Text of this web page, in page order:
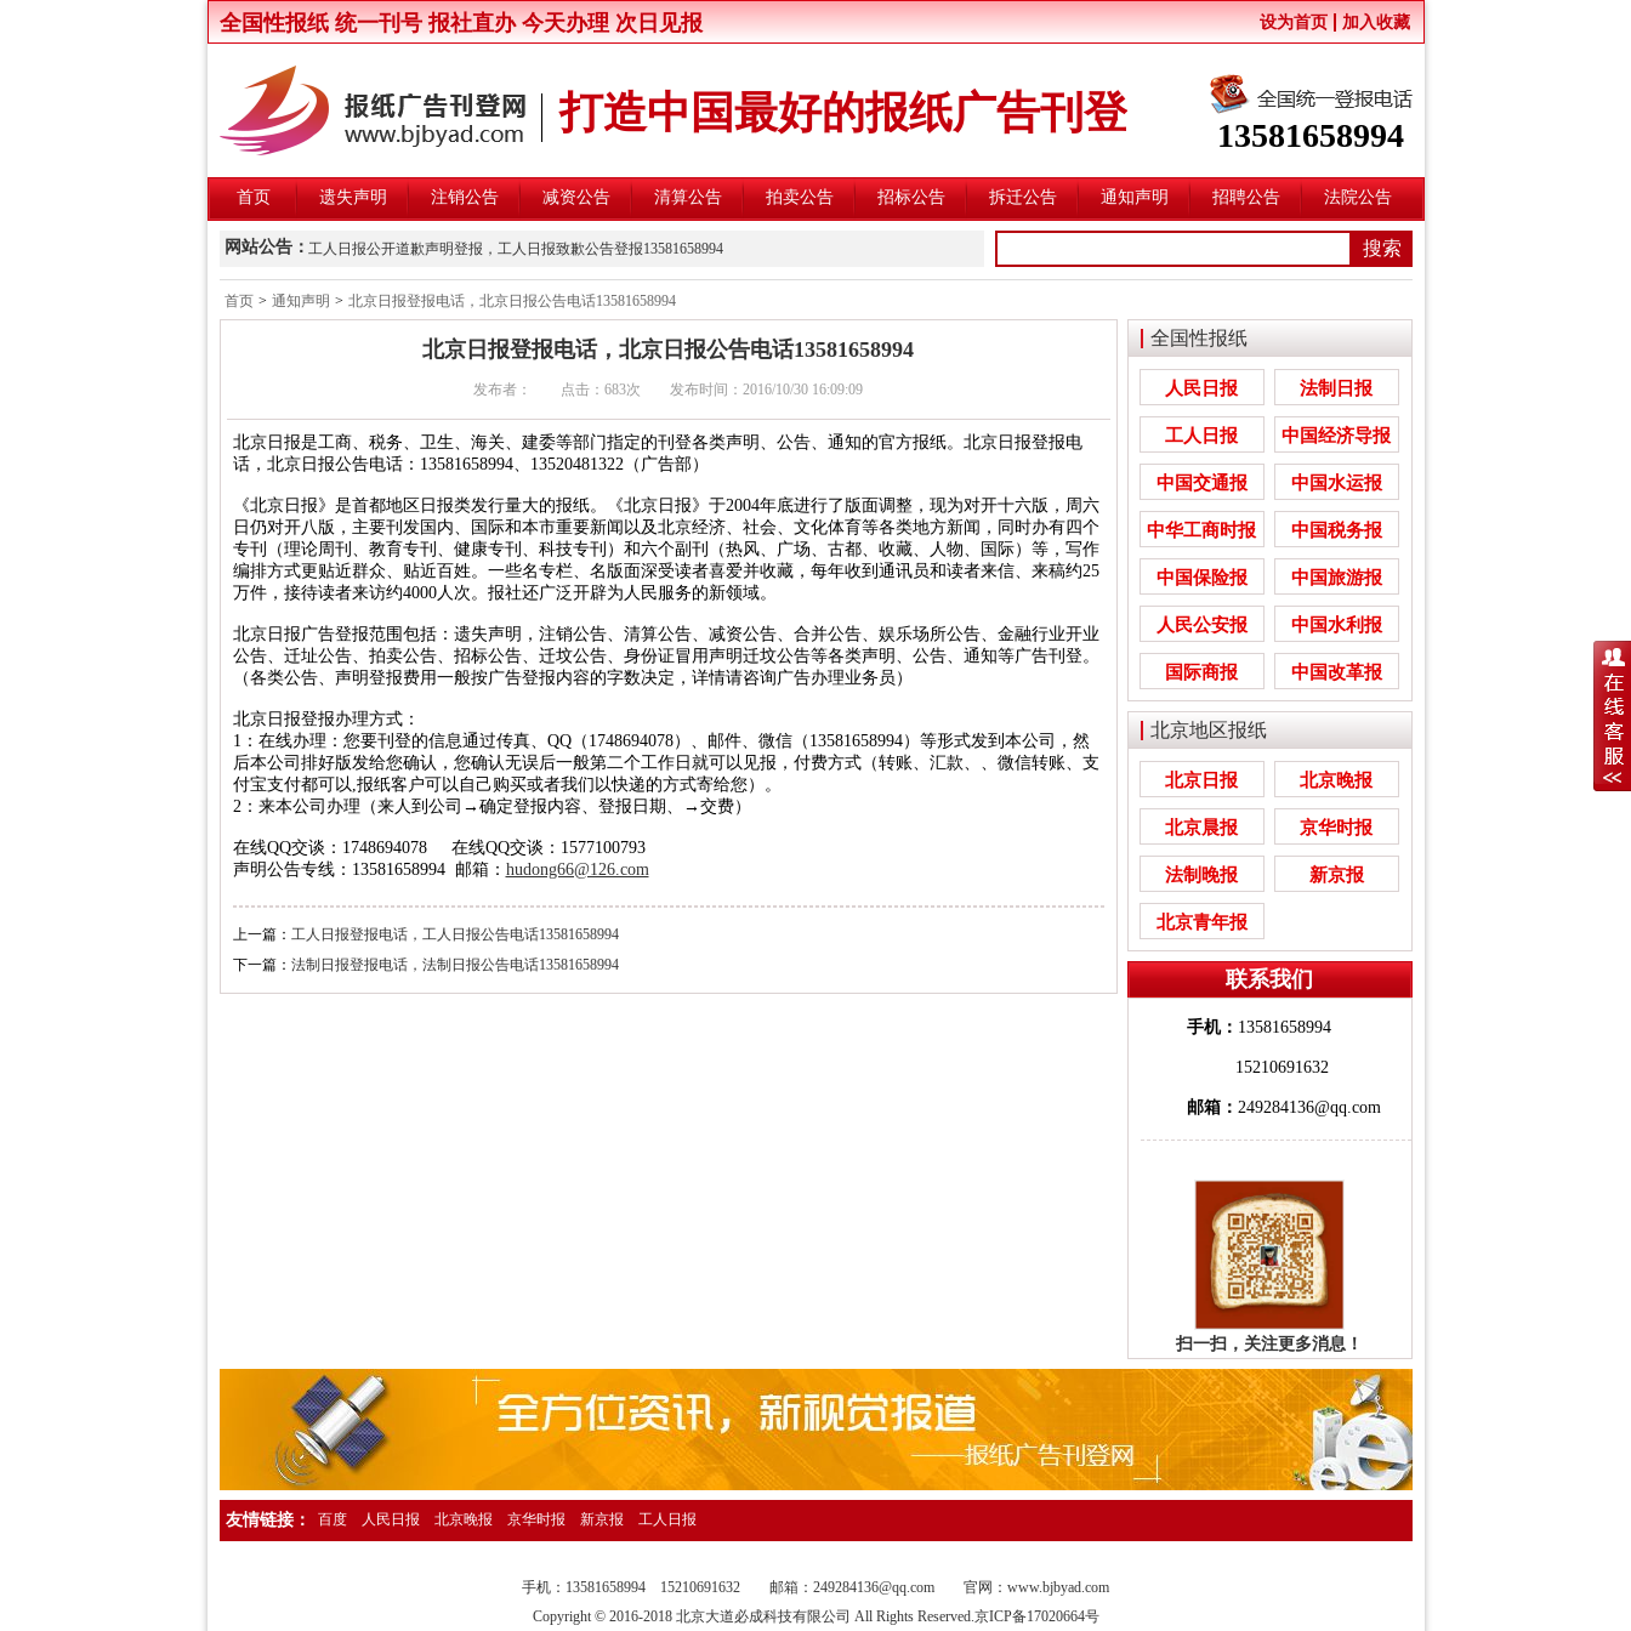
全国性报纸 统一刊号 报社直办 今天办理 次日见报 设为首页 加入收藏
打造中国最好的报纸广告刊登 13581658994
首页 遗失声明 注销公告 减资公告 清算公告 拍卖公告 招标公告 拆迁公告 通知声明 招聘公告 法院公告
网站公告： 工人日报公开道歉声明登报，工人日报致歉公告登报13581658994
楚雄州交通运输局关于公开遴选第三方安全监控建设与运营主体的公告
北京晚报股东大会通知登报，北京晚报股东大会公告登报13581658994
中国商报股东会通知登报，中国商报股东会通知公告登报13581658994
中国改革报资产处置公告登报，中国改革报资产转让公告登报13581658994
北京青年报卫生行政处罚公告登报，北京青年报行政处罚通知登报13581658994
北京日报卫生行政处罚公告登报，北京日报行政处罚通知登报13581658994
北京晨报卫生行政处罚公告登报，北京晨报行政处罚通知登报13581658994
中华工商时报维权公告登报，中华工商时报企业维权声明登报13581658994
北京晚报税务稽查公告登报，北京晚报税务行政处罚公告刊登13581658994
经济日报企业维权公告登报，经济日报维权声明登报13581658994
法制日报税务稽查公告登报，法制日报稽查公告刊登电话13581658994
北京晚报建设行政处罚通知登报，北京晚报行政处罚广告登报13581658994
北京晨报海关行政处罚公告登报，海关行政处罚通知公告13581658994
法制日报工商行政处罚公告登报，法制日报处罚公告刊登电话13581658994
人民日报海外版资产处置公告登报，资产处置公告登报电话13581658994
经济日报土地使用权转让公告登报，经济日报土地转让刊登电话13581658994
中国商报资产处置公告登报，中国商报资产转让公告登报13581658994
北京日报税务稽查公告登报，北京日报税务稽查广告刊登13581658994
法制晚报企业改制公告登报，法制晚报改制公告刊登电话13581658994
北京日报债务催收公告登报，北京日报银行催收公告登报13581658994
人民日报催收公告登报，人民日报债务催收公告登报电话13581658994
工人日报催收公告登报，工人日报债务催收公告登报13581658994
人民日报海外版送达公告登报，法院送达公告刊登热线13581658994
中华工商时报仲裁公告登报，中华工商时报仲裁委公告登报13581658994
首页 > 通知声明 > 北京日报登报电话，北京日报公告电话13581658994
北京日报登报电话，北京日报公告电话13581658994
发布者： 点击： 683次 发布时间：2016/10/30 16:09:09
北京日报是工商、税务、卫生、海关、建委等部门指定的刊登各类声明、公告、通知的官方报纸。北京日报登报电
话，北京日报公告电话：13581658994、13520481322（广告部）
《北京日报》是首都地区日报类发行量大的报纸。《北京日报》于2004年底进行了版面调整，现为对开十六版，周六
日仍对开八版，主要刊发国内、国际和本市重要新闻以及北京经济、社会、文化体育等各类地方新闻，同时办有四个
专刊（理论周刊、教育专刊、健康专刊、科技专刊）和六个副刊（热风、广场、古都、收藏、人物、国际）等，写作
编排方式更贴近群众、贴近百姓。一些名专栏、名版面深受读者喜爱并收藏，每年收到通讯员和读者来信、来稿约25
万件，接待读者来访约4000人次。报社还广泛开辟为人民服务的新领域。
北京日报广告登报范围包括：遗失声明，注销公告、清算公告、减资公告、合并公告、娱乐场所公告、金融行业开业
公告、迁址公告、拍卖公告、招标公告、迁坟公告、身份证冒用声明迁坟公告等各类声明、公告、通知等广告刊登。
（各类公告、声明登报费用一般按广告登报内容的字数决定，详情请咨询广告办理业务员）
北京日报登报办理方式：
1：在线办理：您要刊登的信息通过传真、QQ（1748694078）、邮件、微信（13581658994）等形式发到本公司，然
后本公司排好版发给您确认，您确认无误后一般第二个工作日就可以见报，付费方式（转账、汇款、、微信转账、支
付宝支付都可以,报纸客户可以自己购买或者我们以快递的方式寄给您）。
2：来本公司办理（来人到公司→确定登报内容、登报日期、→交费）
在线QQ交谈：1748694078 在线QQ交谈：1577100793
声明公告专线：13581658994 邮箱： hudong66@126.com
上一篇： 工人日报登报电话，工人日报公告电话13581658994
下一篇： 法制日报登报电话，法制日报公告电话13581658994
全国性报纸
人民日报 法制日报
工人日报 中国经济导报
中国交通报 中国水运报
中华工商时报 中国税务报
中国保险报 中国旅游报
人民公安报 中国水利报
国际商报 中国改革报
北京地区报纸
北京日报 北京晚报
北京晨报 京华时报
法制晚报 新京报
北京青年报
联系我们
手机： 13581658994
15210691632
邮箱： 249284136@qq.com
扫一扫，关注更多消息！
友情链接： 百度 人民日报 北京晚报 京华时报 新京报 工人日报
手机：13581658994 15210691632 邮箱：249284136@qq.com 官网： www.bjbyad.com
Copyright © 2016-2018 北京大道必成科技有限公司 All Rights Reserved.京ICP备17020664号